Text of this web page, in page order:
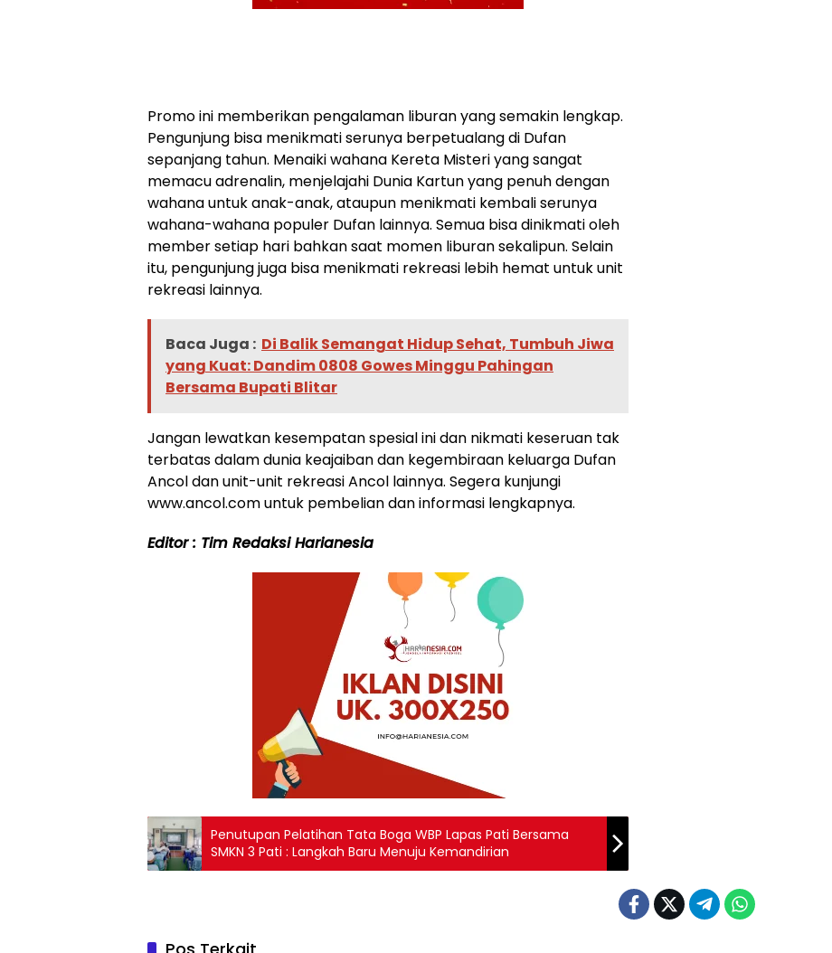
Promo ini memberikan pengalaman liburan yang semakin lengkap.
Pengunjung bisa menikmati serunya berpetualang di Dufan
sepanjang tahun. Menaiki wahana Kereta Misteri yang sangat
memacu adrenalin, menjelajahi Dunia Kartun yang penuh dengan
wahana untuk anak-anak, ataupun menikmati kembali serunya
wahana-wahana populer Dufan lainnya. Semua bisa dinikmati oleh
member setiap hari bahkan saat momen liburan sekalipun. Selain
itu, pengunjung juga bisa menikmati rekreasi lebih hemat untuk unit
rekreasi lainnya.
Baca Juga : Di Balik Semangat Hidup Sehat, Tumbuh Jiwa
yang Kuat: Dandim 0808 Gowes Minggu Pahingan
Bersama Bupati Blitar
Jangan lewatkan kesempatan spesial ini dan nikmati keseruan tak
terbatas dalam dunia keajaiban dan kegembiraan keluarga Dufan
Ancol dan unit-unit rekreasi Ancol lainnya. Segera kunjungi
www.ancol.com untuk pembelian dan informasi lengkapnya.
Editor : Tim Redaksi Harianesia
Penutupan Pelatihan Tata Boga WBP Lapas Pati Bersama
SMKN 3 Pati : Langkah Baru Menuju Kemandirian